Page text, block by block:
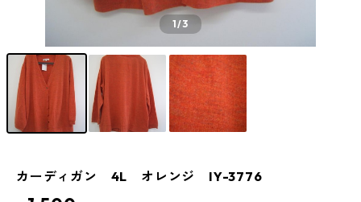
1/3
カーディガン 4L オレンジ IY-3776